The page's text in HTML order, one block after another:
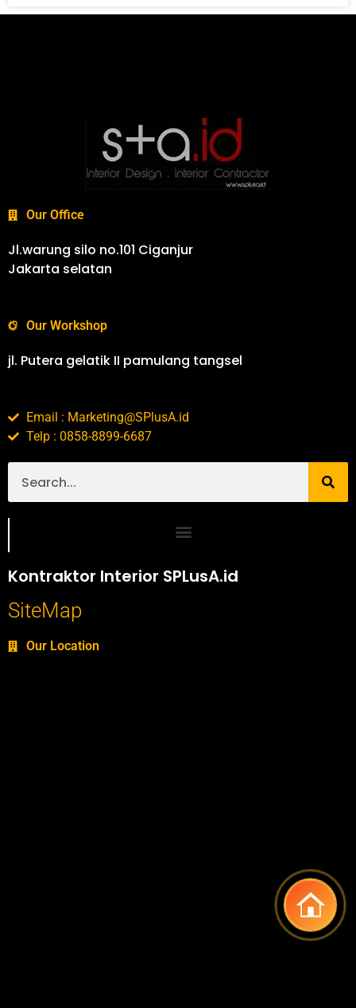
Our Office
Jl.warung silo no.101 Ciganjur
Jakarta selatan
Our Workshop
jl. Putera gelatik II pamulang tangsel
Email : Marketing@SPlusA.id
Telp : 0858-8899-6687
Kontraktor Interior SPLusA.id
SiteMap
Our Location